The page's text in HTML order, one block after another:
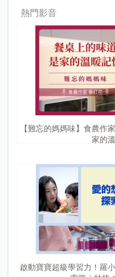
熱門影音
【難忘的媽媽味】食農作
家的
啟動寶寶超級學習力！羅